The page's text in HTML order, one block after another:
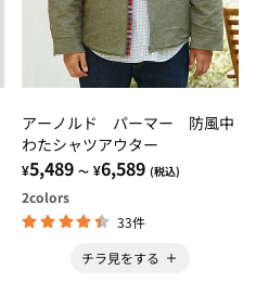
アーノルド パーマー 防風中
わたシャツアウター
¥5,489 ～ ¥6,589 (税込)
2colors
33件
チラ見をする